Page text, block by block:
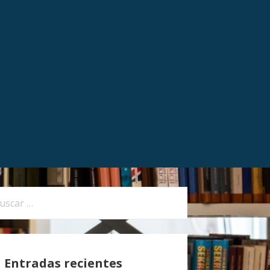
Entradas recientes